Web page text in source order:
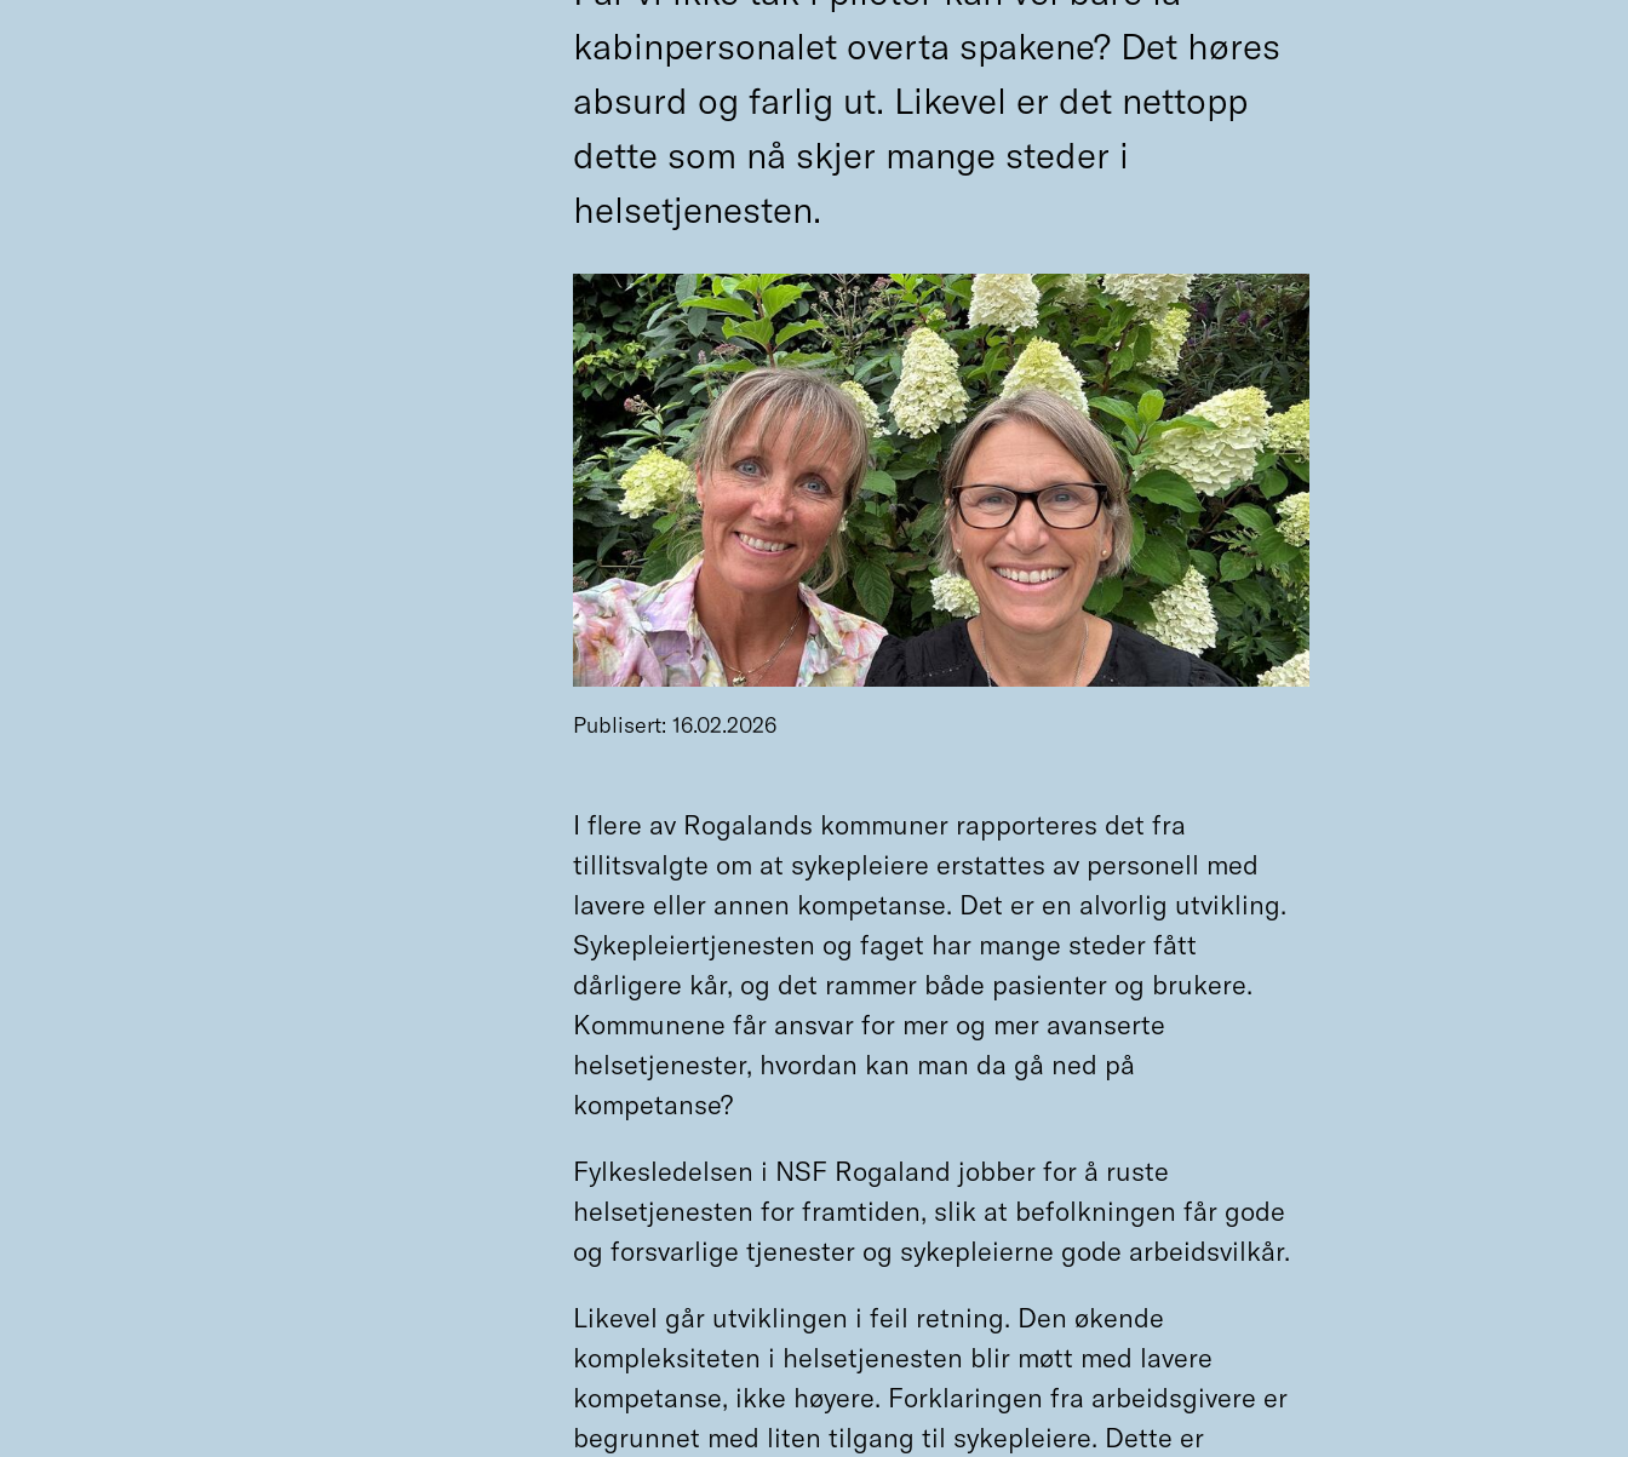
kabinpersonalet overta spakene? Det høres
absurd og farlig ut. Likevel er det nettopp
dette som nå skjer mange steder i
helsetjenesten.
Publisert: 16.02.2026
I flere av Rogalands kommuner rapporteres det fra
tillitsvalgte om at sykepleiere erstattes av personell med
lavere eller annen kompetanse. Det er en alvorlig utvikling.
Sykepleiertjenesten og faget har mange steder fått
dårligere kår, og det rammer både pasienter og brukere.
Kommunene får ansvar for mer og mer avanserte
helsetjenester, hvordan kan man da gå ned på
kompetanse?
Fylkesledelsen i NSF Rogaland jobber for å ruste
helsetjenesten for framtiden, slik at befolkningen får gode
og forsvarlige tjenester og sykepleierne gode arbeidsvilkår.
Likevel går utviklingen i feil retning. Den økende
kompleksiteten i helsetjenesten blir møtt med lavere
kompetanse, ikke høyere. Forklaringen fra arbeidsgivere er
begrunnet med liten tilgang til sykepleiere. Dette er